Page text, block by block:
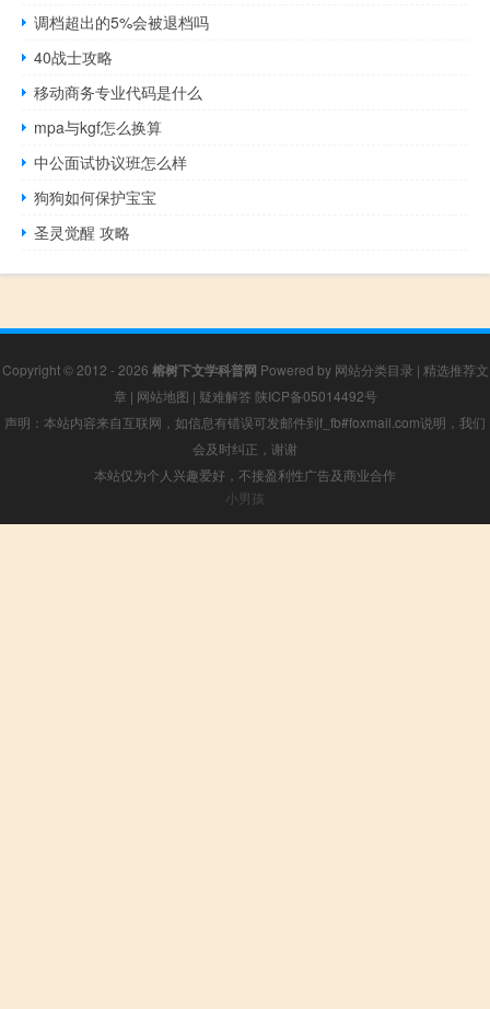
调档超出的5%会被退档吗
40战士攻略
移动商务专业代码是什么
mpa与kgf怎么换算
中公面试协议班怎么样
狗狗如何保护宝宝
圣灵觉醒 攻略
Copyright © 2012 - 2026 榕树下文学科普网 Powered by 网站分类目录 | 精选推荐文
章 | 网站地图 | 疑难解答 陕ICP备05014492号
声明：本站内容来自互联网，如信息有错误可发邮件到f_fb#foxmail.com说明，我们
会及时纠正，谢谢
本站仅为个人兴趣爱好，不接盈利性广告及商业合作
小男孩